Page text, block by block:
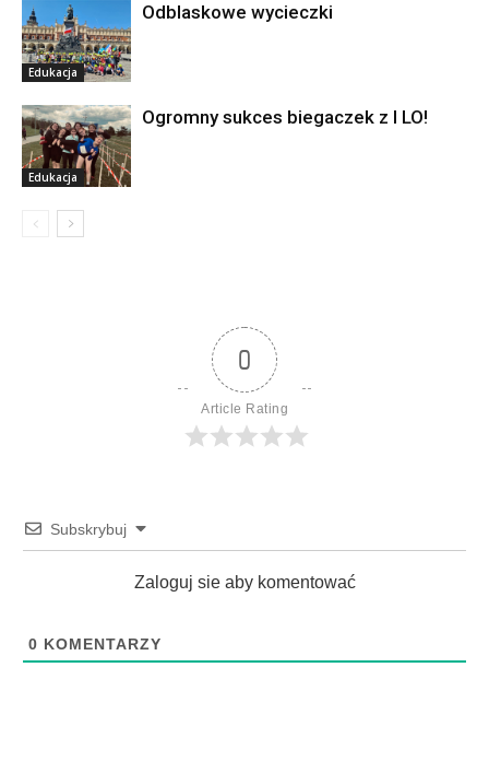
Edukacja
Odblaskowe wycieczki
Edukacja
Ogromny sukces biegaczek z I LO!
0
Article Rating
Subskrybuj
Zaloguj sie aby komentować
0 KOMENTARZY